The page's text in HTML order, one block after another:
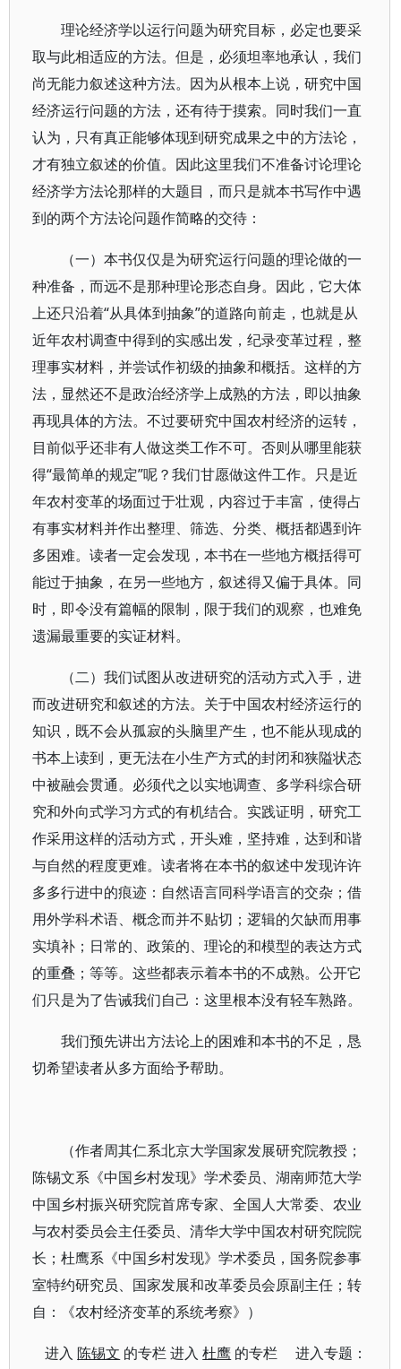
理论经济学以运行问题为研究目标，必定也要采
取与此相适应的方法。但是，必须坦率地承认，我们
尚无能力叙述这种方法。因为从根本上说，研究中国
经济运行问题的方法，还有待于摸索。同时我们一直
认为，只有真正能够体现到研究成果之中的方法论，
才有独立叙述的价值。因此这里我们不准备讨论理论
经济学方法论那样的大题目，而只是就本书写作中遇
到的两个方法论问题作简略的交待：
（一）本书仅仅是为研究运行问题的理论做的一
种准备，而远不是那种理论形态自身。因此，它大体
上还只沿着“从具体到抽象”的道路向前走，也就是从
近年农村调查中得到的实感出发，纪录变革过程，整
理事实材料，并尝试作初级的抽象和概括。这样的方
法，显然还不是政治经济学上成熟的方法，即以抽象
再现具体的方法。不过要研究中国农村经济的运转，
目前似乎还非有人做这类工作不可。否则从哪里能获
得“最简单的规定”呢？我们甘愿做这件工作。只是近
年农村变革的场面过于壮观，内容过于丰富，使得占
有事实材料并作出整理、筛选、分类、概括都遇到许
多困难。读者一定会发现，本书在一些地方概括得可
能过于抽象，在另一些地方，叙述得又偏于具体。同
时，即令没有篇幅的限制，限于我们的观察，也难免
遗漏最重要的实证材料。
（二）我们试图从改进研究的活动方式入手，进
而改进研究和叙述的方法。关于中国农村经济运行的
知识，既不会从孤寂的头脑里产生，也不能从现成的
书本上读到，更无法在小生产方式的封闭和狭隘状态
中被融会贯通。必须代之以实地调查、多学科综合研
究和外向式学习方式的有机结合。实践证明，研究工
作采用这样的活动方式，开头难，坚持难，达到和谐
与自然的程度更难。读者将在本书的叙述中发现许许
多多行进中的痕迹：自然语言同科学语言的交杂；借
用外学科术语、概念而并不贴切；逻辑的欠缺而用事
实填补；日常的、政策的、理论的和模型的表达方式
的重叠；等等。这些都表示着本书的不成熟。公开它
们只是为了告诫我们自己：这里根本没有轻车熟路。
我们预先讲出方法论上的困难和本书的不足，恳
切希望读者从多方面给予帮助。
（作者周其仁系北京大学国家发展研究院教授；
陈锡文系《中国乡村发现》学术委员、湖南师范大学
中国乡村振兴研究院首席专家、全国人大常委、农业
与农村委员会主任委员、清华大学中国农村研究院院
长；杜鹰系《中国乡村发现》学术委员，国务院参事
室特约研究员、国家发展和改革委员会原副主任；转
自：《农村经济变革的系统考察》）
进入陈锡文 的专栏 进入杜鹰 的专栏 进入专题：